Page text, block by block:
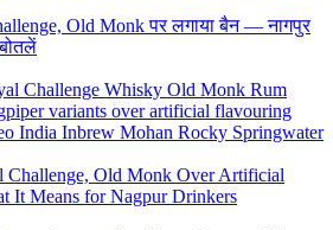
Old Monk पर लगाया बैन — नागपुर
Challenge, Old Monk Over Artificial
It Means for Nagpur Drinkers